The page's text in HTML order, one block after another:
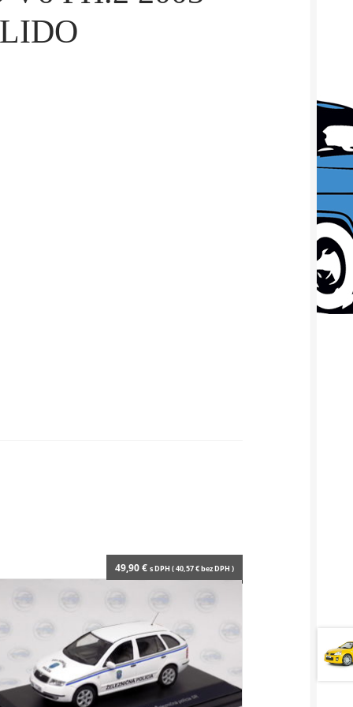
49,90€ s DPH (40,57€bez DPH )